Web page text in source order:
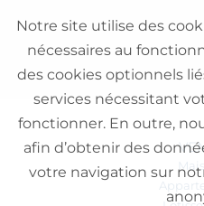
Notre site utilise des
nécessaires au
des cookies optionnels
services nécessitant
fonctionner. En outre,
afin d’obtenir des
votre navigation sur